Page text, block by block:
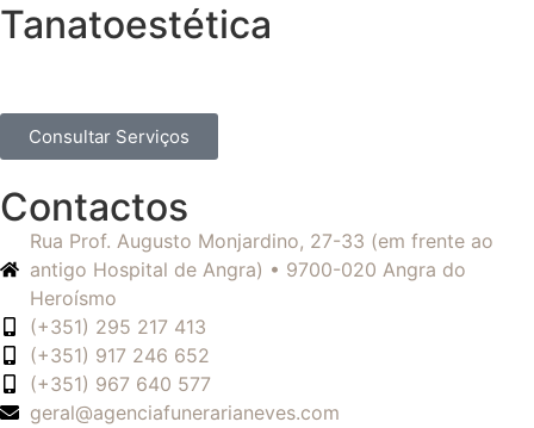
Tanatoestética
Consultar Serviços
Contactos
Rua Prof. Augusto Monjardino, 27-33 (em frente ao
antigo Hospital de Angra) • 9700-020 Angra do
Heroísmo
(+351) 295 217 413
(+351) 917 246 652
(+351) 967 640 577
geral@agenciafunerarianeves.com